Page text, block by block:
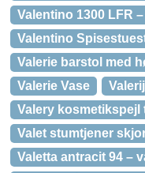
Valentino 1300 LFR
Valentino
Valerie barstol med
Valerie Vase
Valery
Valet stumtjener
Valetta antracit 94